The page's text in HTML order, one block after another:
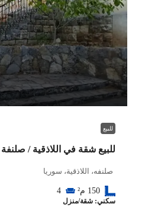
للبيع
للبيع شقة في اللاذقية / صلنفة
صلنفه، اللاذقية، سوريا
150 م² 4
سكني: شقة/منزل